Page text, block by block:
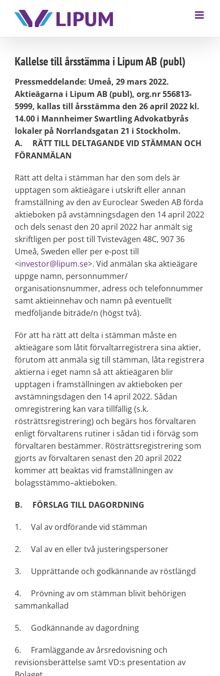
Kallelse till årsstämma i Lipum AB (publ)
Pressmeddelande: Umeå, 29 mars 2022.
Aktieägarna i Lipum AB (publ), org.nr 556813-
5999, kallas till årsstämma den 26 april 2022 kl.
14.00 i Mannheimer Swartling Advokatbyrås
lokaler på Norrlandsgatan 21 i Stockholm.
A. RÄTT TILL DELTAGANDE VID STÄMMAN OCH
FÖRANMÄLAN
Rätt att delta i stämman har den som dels är
upptagen som aktieägare i utskrift eller annan
framställning av den av Euroclear Sweden AB förda
aktieboken på avstämningsdagen den 14 april 2022
och dels senast den 20 april 2022 har anmält sig
skriftligen per post till Tvistevägen 48C, 907 36
Umeå, Sweden eller per e-post till
<investor@lipum.se>. Vid anmälan ska aktieägare
uppge namn, personnummer/
organisationsnummer, adress och telefonnummer
samt aktieinnehav och namn på eventuellt
medföljande biträde/n (högst två).
För att ha rätt att delta i stämman måste en
aktieägare som låtit förvaltarregistrera sina aktier,
förutom att anmäla sig till stämman, låta registrera
aktierna i eget namn så att aktieägaren blir
upptagen i framställningen av aktieboken per
avstämningsdagen den 14 april 2022. Sådan
omregistrering kan vara tillfällig (s.k.
rösträttsregistrering) och begärs hos förvaltaren
enligt förvaltarens rutiner i sådan tid i förväg som
förvaltaren bestämmer. Rösträttsregistrering som
gjorts av förvaltaren senast den 20 april 2022
kommer att beaktas vid framställningen av
bolagsstämmo–aktieboken.
B. FÖRSLAG TILL DAGORDNING
1. Val av ordförande vid stämman
2. Val av en eller två justeringspersoner
3. Upprättande och godkännande av röstlängd
4. Prövning av om stämman blivit behörigen
sammankallad
5. Godkännande av dagordning
6. Framläggande av årsredovisning och
revisionsberättelse samt VD:s presentation av